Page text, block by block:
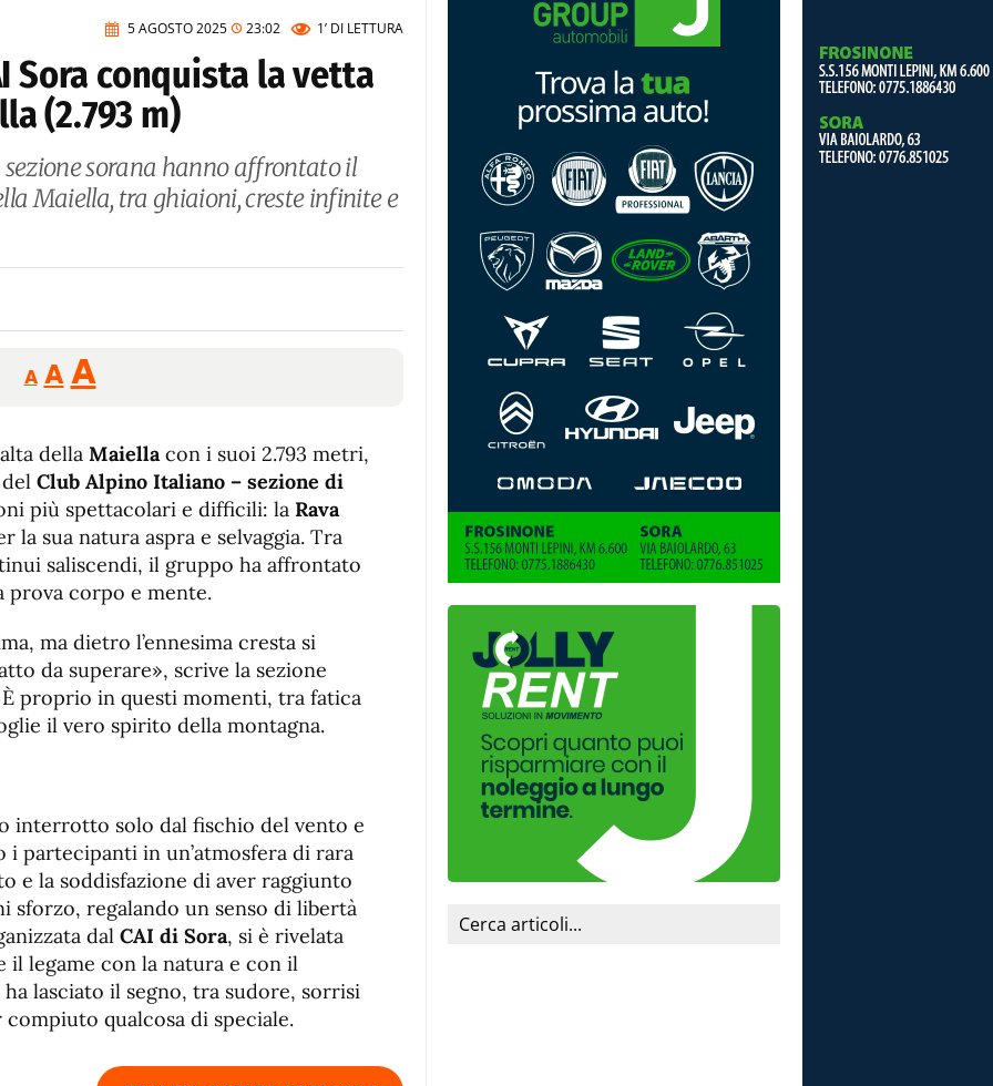
5 AGOSTO 2025 23:02 1’ DI LETTURA
Sora conquista la vetta
(2.793 m)
sorana hanno affrontato il
Maiella, tra ghiaioni, creste infinite e
A
Reducir
tamaño
A Restablecer
tamaño
de
fuente
AAumentar
de
fuente.
della Maiellacon i suoi 2.793 metri,
Club Alpino Italiano – sezione di
più spettacolari e difficili: la Rava
la sua natura aspra e selvaggia. Tra
saliscendi, il gruppo ha affrontato
corpo e mente.
ma dietro l’ennesima cresta si
da superare», scrive la sezione
proprio in questi momenti, tra fatica
il vero spirito della montagna.
interrotto solo dal fischio del vento e
i partecipanti in un’atmosfera di rara
e la soddisfazione di aver raggiunto
sforzo, regalando un senso di libertà
dal CAI di Sora, si è rivelata
il legame con la natura e con il
ha lasciato il segno, tra sudore, sorrisi
compiuto qualcosa di speciale.